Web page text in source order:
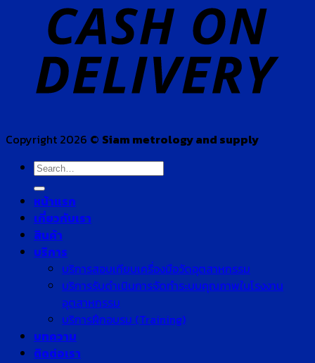
Copyright 2026 © Siam metrology and supply
Search
for:
หน้าแรก
เกี่ยวกับเรา
สินค้า
บริการ
บริการสอบเทียบเครื่องมือวัดอุตสาหกรรม
บริการรับดำเนินการจัดทำระบบคุณภาพในโรงงาน
อุตสาหกรรม
บริการฝึกอบรม (Training)
บทความ
ติดต่อเรา